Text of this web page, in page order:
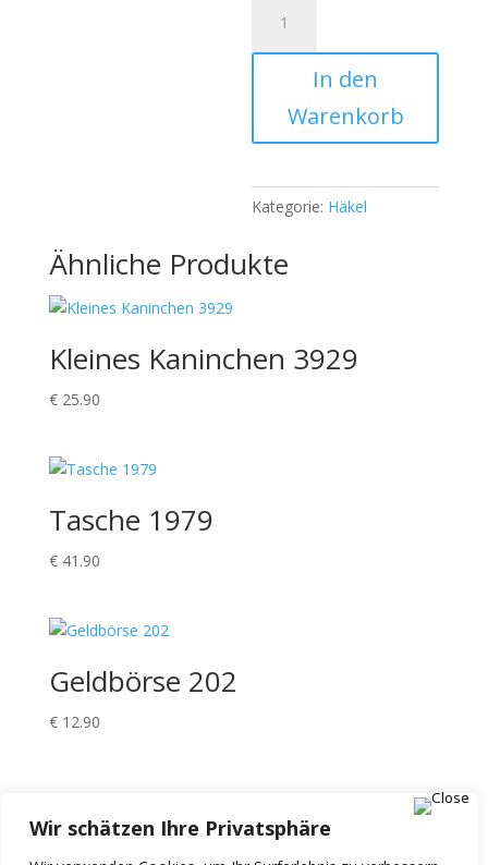
Wir schätzen Ihre Privatsphäre
Sclüsselanhänger
730
Menge
In den
Warenkorb
Kategorie: Häkel
Ähnliche Produkte
Kleines Kaninchen 3929
€25.90
Tasche 1979
€41.90
Geldbörse 202
€12.90